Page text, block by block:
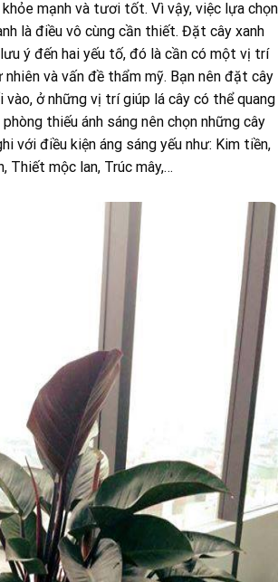
mạnh và tươi tốt. Vì vậy, việc lựa chọn
là điều vô cùng cần thiết. Đặt cây xanh
ý đến hai yếu tố, đó là cần có một vị trí
nhiên và vấn đề thẩm mỹ. Bạn nên đặt cây
vào, ở những vị trí giúp lá cây có thể quang
thiếu ánh sáng nên chọn những cây
với điều kiện áng sáng yếu như: Kim tiền,
Thiết mộc lan, Trúc mây,…